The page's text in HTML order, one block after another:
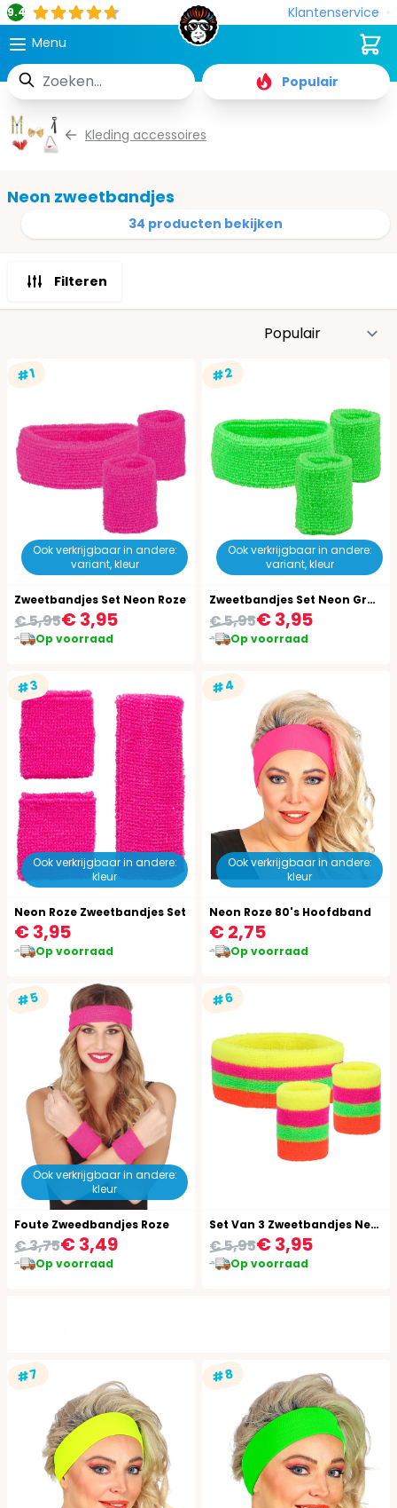
9.4
Klantenservice
Menu
Zoek
Populair
Cart
Kleding accessoires
Neon zweetbandjes
34 producten bekijken
Filteren
#1
Ook verkrijgbaar in andere:
variant, kleur
Zweetbandjes Set Neon Roze
€ 3,95
€ 5,95
Op voorraad
#2
Ook verkrijgbaar in andere:
variant, kleur
Zweetbandjes Set Neon Groen
€ 3,95
€ 5,95
Op voorraad
#3
Ook verkrijgbaar in andere:
kleur
Neon Roze Zweetbandjes Set
€ 3,95
Op voorraad
#4
Ook verkrijgbaar in andere:
kleur
Neon Roze 80's Hoofdband
€ 2,75
Op voorraad
#5
Ook verkrijgbaar in andere:
kleur
Foute Zweedbandjes Roze
€ 3,49
€ 3,75
Op voorraad
#6
Set Van 3 Zweetbandjes Neon 80's
€ 3,95
€ 5,95
Op voorraad
#7 #8